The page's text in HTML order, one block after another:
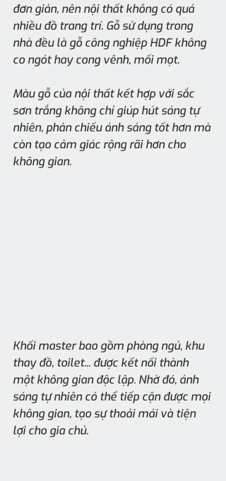
đơn giản, nên nội thất không có quá
nhiều đồ trang trí. Gỗ sử dụng trong
nhà đều là gỗ công nghiệp HDF không
co ngót hay cong vênh, mối mọt.
Màu gỗ của nội thất kết hợp với sắc
sơn trắng không chỉ giúp hút sáng tự
nhiên, phản chiếu ánh sáng tốt hơn mà
còn tạo cảm giác rộng rãi hơn cho
không gian.
Khối master bao gồm phòng ngủ, khu
thay đồ, toilet... được kết nối thành
một không gian độc lập. Nhờ đó, ánh
sáng tự nhiên có thể tiếp cận được mọi
không gian, tạo sự thoải mái và tiện
lợi cho gia chủ.